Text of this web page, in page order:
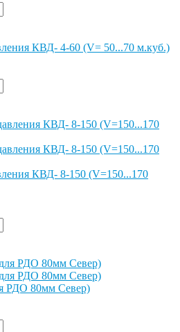
КВД- 4-60 (V= 50...70 м.куб.)
КВД- 8-150 (V=150...170
РДО 80мм Север)